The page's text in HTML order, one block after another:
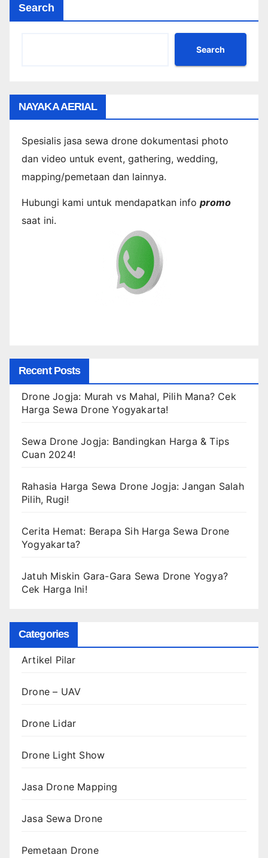
Search
Search
NAYAKA AERIAL
Spesialis jasa sewa drone dokumentasi photo
dan video untuk event, gathering, wedding,
mapping/pemetaan dan lainnya.
Hubungi kami untuk mendapatkan info promo
saat ini.
Recent Posts
Drone Jogja: Murah vs Mahal, Pilih Mana? Cek
Harga Sewa Drone Yogyakarta!
Sewa Drone Jogja: Bandingkan Harga & Tips
Cuan 2024!
Rahasia Harga Sewa Drone Jogja: Jangan Salah
Pilih, Rugi!
Cerita Hemat: Berapa Sih Harga Sewa Drone
Yogyakarta?
Jatuh Miskin Gara-Gara Sewa Drone Yogya?
Cek Harga Ini!
Categories
Artikel Pilar
Drone – UAV
Drone Lidar
Drone Light Show
Jasa Drone Mapping
Jasa Sewa Drone
Pemetaan Drone